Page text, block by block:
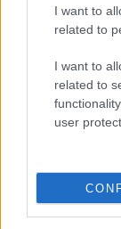
I want to
related to
I want to
related to
user
Οικονομία|
Έκτακτο
Ποιους
να κάνουν